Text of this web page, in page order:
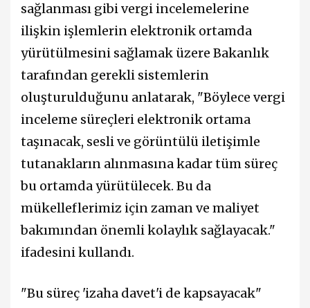
sağlanması gibi vergi incelemelerine
ilişkin işlemlerin elektronik ortamda
yürütülmesini sağlamak üzere Bakanlık
tarafından gerekli sistemlerin
oluşturulduğunu anlatarak, "Böylece vergi
inceleme süreçleri elektronik ortama
taşınacak, sesli ve görüntülü iletişimle
tutanakların alınmasına kadar tüm süreç
bu ortamda yürütülecek. Bu da
mükelleflerimiz için zaman ve maliyet
bakımından önemli kolaylık sağlayacak."
ifadesini kullandı.
"Bu süreç 'izaha davet'i de kapsayacak"